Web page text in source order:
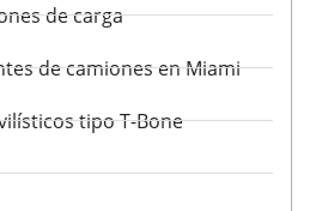
de carga
de camiones en Miami
tipo T-Bone